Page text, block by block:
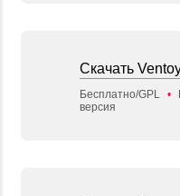
Скачать
Бесплатно/GPL •
версия